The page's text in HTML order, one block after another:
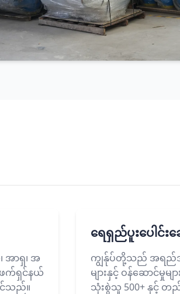
အာရှ၊ အ
ဖက်ရှင်နယ်
ဝင်သည်။
ရေရှည်ပူးပေါင်း
ကျွန်ုပ်တို့သည် အရည်
များနှင့် ဝန်ဆောင်မှုမ
သုံးစွဲသူ 500+ နှင့် တည်